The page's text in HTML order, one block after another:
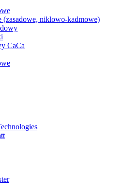
niklowo-kadmowe)
CaCa